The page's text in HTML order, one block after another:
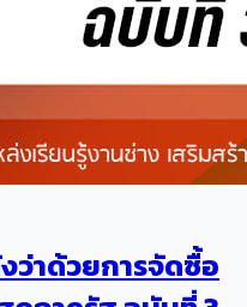
ว่าด้วยการจัดซื้อ